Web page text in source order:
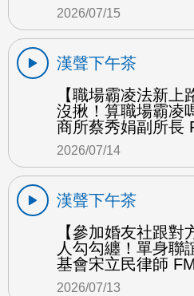
2026/07/15
漢聲下午茶
【職場霸凌法新
沒揪！算職場霸凌
商所蔡秀娟副所長
2026/07/14
漢聲下午茶
【參加婚友社跟
人勾勾纏！單身聯
基會宋立民律師 FM
2026/07/13